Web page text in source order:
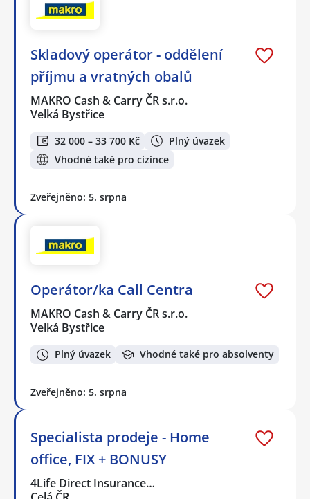
Skladový operátor - oddělení
příjmu a vratných obalů
MAKRO Cash & Carry ČR s.r.o.
Velká Bystřice
32 000 – 33 700 Kč
Plný úvazek
Vhodné také pro cizince
Zveřejněno: 5. srpna
Operátor/ka Call Centra
MAKRO Cash & Carry ČR s.r.o.
Velká Bystřice
Plný úvazek Vhodné také pro absolventy
Zveřejněno: 5. srpna
Specialista prodeje - Home
office, FIX + BONUSY
4Life Direct Insurance…